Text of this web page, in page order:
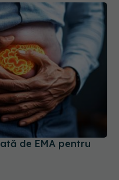
de EMA pentru